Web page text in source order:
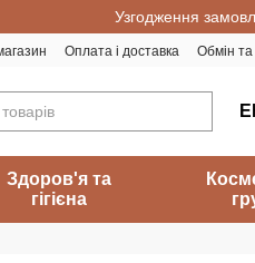
Узгодження
Оплата і доставка Обмін
Здоров'я та
гігієна